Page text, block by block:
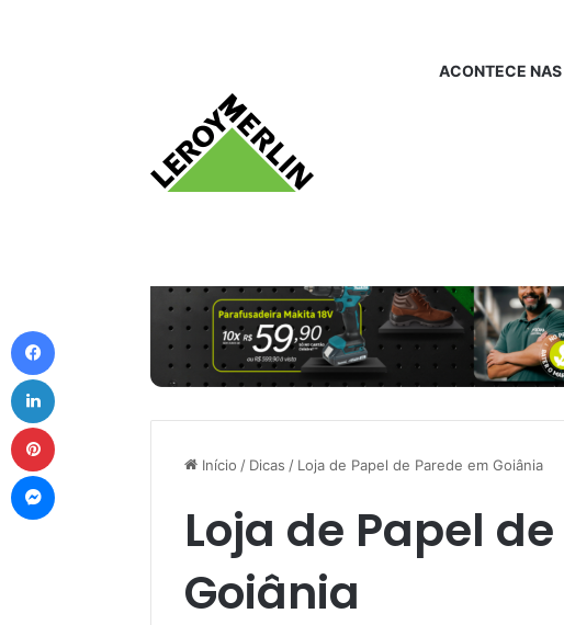
ACONTECE
Início / Dicas / Loja de Papel de Parede em Goiânia
Loja de Papel
Goiânia